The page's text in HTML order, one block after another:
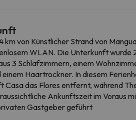
km von Künstlicher Strand von
WLAN. Die Unterkunft
3 Schlafzimmern, einem
Haartrockner. In diesem
Casa das Flores entfernt, während
Ankunftszeit im Voraus
Gastgeber geführt